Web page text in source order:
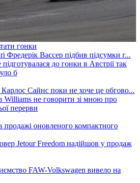
гонки
до гонки в Австрії так
б
не говорити зі мною про
перерви
Jetour Freedom надійшов у продаж